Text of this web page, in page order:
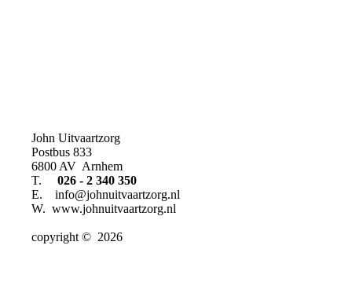
John Uitvaartzorg
Postbus 833
6800 AV Arnhem
T. 026 - 2 340 350
E. info@johnuitvaartzorg.nl
W. www.johnuitvaartzorg.nl
copyright © 2026